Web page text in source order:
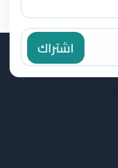
اشتراك